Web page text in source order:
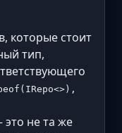
которые стоит
тип,
не та же